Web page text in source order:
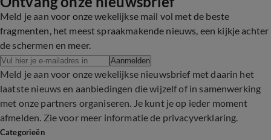
3:33
Meld je aan voor onze wekelijkse mail vol met de beste
fragmenten, het meest spraakmakende nieuws, een kijkje achter
de schermen en meer.
Aanmelden
Meld je aan voor onze wekelijkse nieuwsbrief met daarin het
laatste nieuws en aanbiedingen die wijzelf of in samenwerking
met onze partners organiseren. Je kunt je op ieder moment
afmelden. Zie voor meer informatie de privacyverklaring.
Categorieën